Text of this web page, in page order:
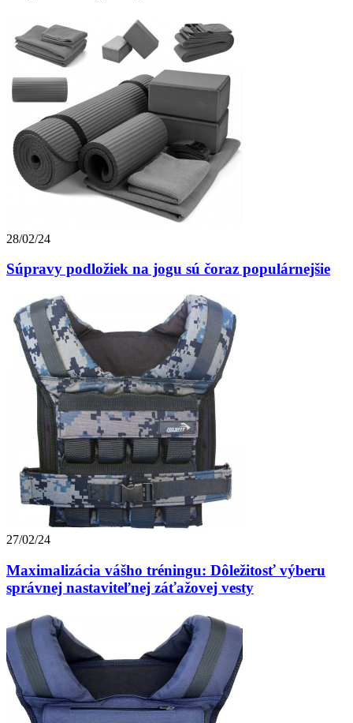
28/02/24
Súpravy podložiek na jogu sú čoraz populárnejšie
27/02/24
Maximalizácia vášho tréningu: Dôležitosť výberu
správnej nastaviteľnej záťažovej vesty